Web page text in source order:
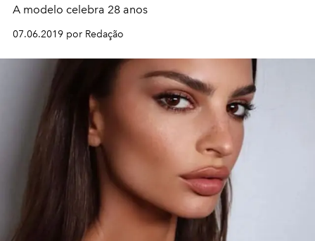
A modelo celebra 28 anos
07.06.2019 por Redação